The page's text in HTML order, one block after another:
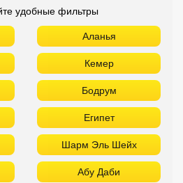
удобные фильтры
Аланья
Кемер
Бодрум
Египет
Шарм Эль Шейх
Абу Даби